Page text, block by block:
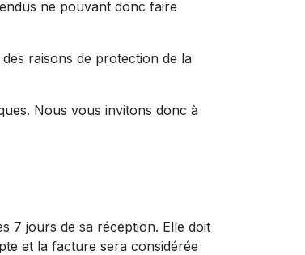
ne pouvant donc faire
raisons de protection de la
Nous vous invitons donc à
7 jours de sa réception. Elle doit
et la facture sera considérée